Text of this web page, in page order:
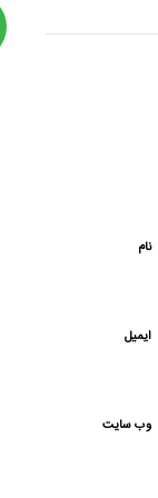
نام
ایمیل
وب‌ سایت